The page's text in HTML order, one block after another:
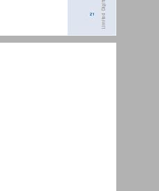
3.3. Multidimensional Assessment in Dance ... 21